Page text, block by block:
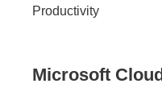
Productivity
Microsoft Cloud